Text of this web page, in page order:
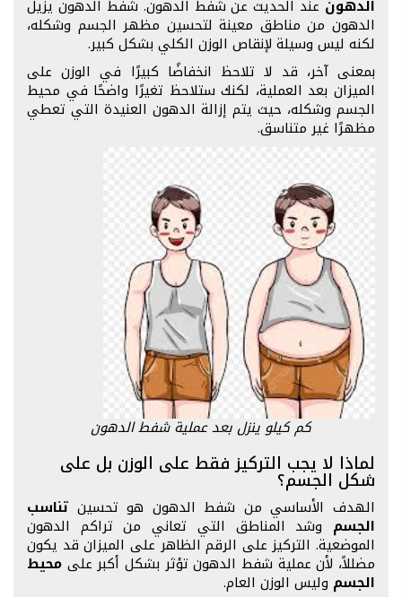
الدهون عند الحديث عن شفط الدهون. شفط الدهون يزيل
الدهون من مناطق معينة لتحسين مظهر الجسم وشكله،
لكنه ليس وسيلة لإنقاص الوزن الكلي بشكل كبير.
بمعنى آخر، قد لا تلاحظ انخفاضًا كبيرًا في الوزن على
الميزان بعد العملية، لكنك ستلاحظ تغيرًا واضحًا في محيط
الجسم وشكله، حيث يتم إزالة الدهون العنيدة التي تعطي
مظهرًا غير متناسق.
كم كيلو ينزل بعد عملية شفط الدهون
لماذا لا يجب التركيز فقط على الوزن بل على
شكل الجسم؟
الهدف الأساسي من شفط الدهون هو تحسين تناسب
الجسم وشد المناطق التي تعاني من تراكم الدهون
الموضعية. التركيز على الرقم الظاهر على الميزان قد يكون
مضللاً، لأن عملية شفط الدهون تؤثر بشكل أكبر على محيط
الجسم وليس الوزن العام.